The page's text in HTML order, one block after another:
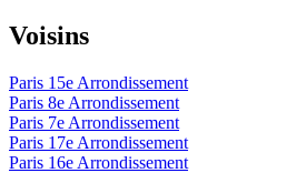
Voisins
Paris 15e Arrondissement
Paris 8e Arrondissement
Paris 7e Arrondissement
Paris 17e Arrondissement
Paris 16e Arrondissement